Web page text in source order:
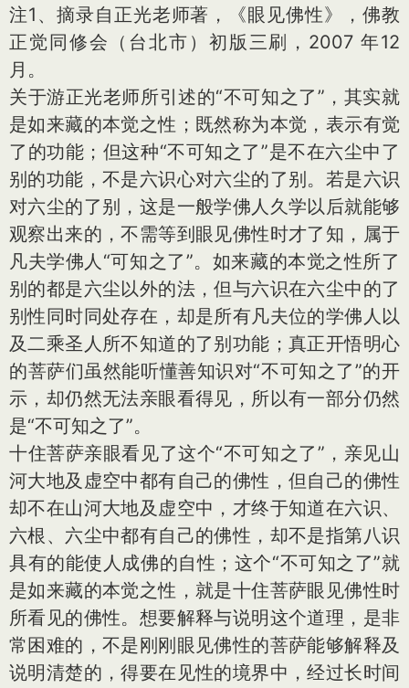
注1、摘录自正光老师著，《眼见佛性》，佛教
正觉同修会（台北市）初版三刷，2007 年12
月。
关于游正光老师所引述的“不可知之了”，其实就
是如来藏的本觉之性；既然称为本觉，表示有觉
了的功能；但这种“不可知之了”是不在六尘中了
别的功能，不是六识心对六尘的了别。若是六识
对六尘的了别，这是一般学佛人久学以后就能够
观察出来的，不需等到眼见佛性时才了知，属于
凡夫学佛人“可知之了”。如来藏的本觉之性所了
别的都是六尘以外的法，但与六识在六尘中的了
别性同时同处存在，却是所有凡夫位的学佛人以
及二乘圣人所不知道的了别功能；真正开悟明心
的菩萨们虽然能听懂善知识对“不可知之了”的开
示，却仍然无法亲眼看得见，所以有一部分仍然
是“不可知之了”。
十住菩萨亲眼看见了这个“不可知之了”，亲见山
河大地及虚空中都有自己的佛性，但自己的佛性
却不在山河大地及虚空中，才终于知道在六识、
六根、六尘中都有自己的佛性，却不是指第八识
具有的能使人成佛的自性；这个“不可知之了”就
是如来藏的本觉之性，就是十住菩萨眼见佛性时
所看见的佛性。想要解释与说明这个道理，是非
常困难的，不是刚刚眼见佛性的菩萨能够解释及
说明清楚的，得要在见性的境界中，经过长时间